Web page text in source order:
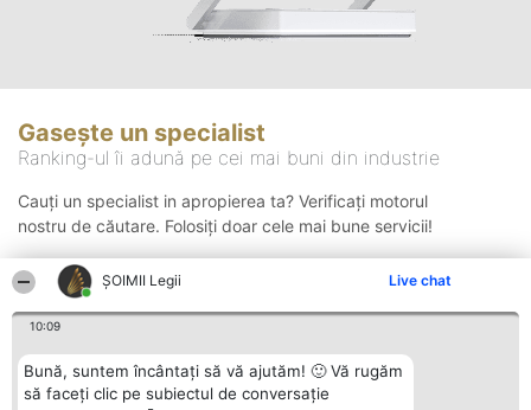
ȘOIMII Legii Live chat
10:09
Bună, suntem încântați să vă ajutăm! 🙂 Vă rugăm
să faceți clic pe subiectul de conversație
Gasește un specialist
Ranking-ul îi adună pe cei mai buni din industrie
Cauți un specialist in apropierea ta? Verificați motorul
nostru de căutare. Folosiți doar cele mai bune servicii!